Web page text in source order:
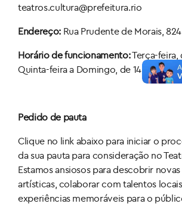
teatros.cultura@prefeitura.rio
Endereço:Rua Prudente de Morais,
Horário de funcionamento:Terça-feira,
Quinta-feira a Domingo, de 14h às 22h.
Pedido de pauta
Clique no link abaixo para iniciar o
da sua pauta para consideração no
Estamos ansiosos para descobrir
artísticas, colaborar com talentos
experiências memoráveis para o